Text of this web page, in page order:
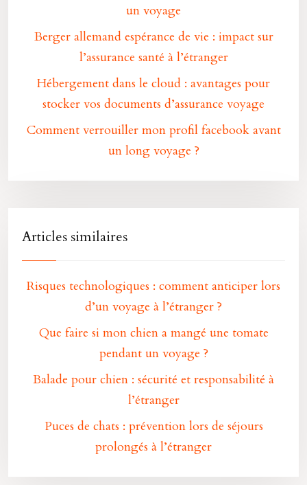
un voyage
Berger allemand espérance de vie : impact sur
l’assurance santé à l’étranger
Hébergement dans le cloud : avantages pour
stocker vos documents d’assurance voyage
Comment verrouiller mon profil facebook avant
un long voyage ?
Articles similaires
Risques technologiques : comment anticiper lors
d’un voyage à l’étranger ?
Que faire si mon chien a mangé une tomate
pendant un voyage ?
Balade pour chien : sécurité et responsabilité à
l’étranger
Puces de chats : prévention lors de séjours
prolongés à l’étranger